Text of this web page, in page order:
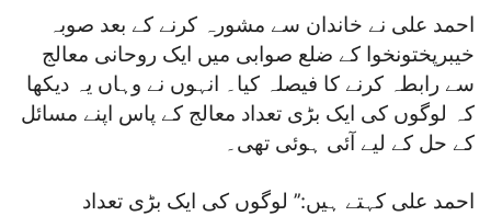
احمد علی نے خاندان سے مشورہ کرنے کے بعد صوبہ
خیبرپختونخوا کے ضلع صوابی میں ایک روحانی معالج
سے رابطہ کرنے کا فیصلہ کیا۔ انہوں نے وہاں یہ دیکھا
کہ لوگوں کی ایک بڑی تعداد معالج کے پاس اپنے مسائل
کے حل کے لیے آئی ہوئی تھی۔
احمد علی کہتے ہیں:’’ لوگوں کی ایک بڑی تعداد